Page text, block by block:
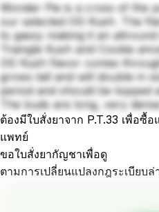
Wonder Pie is a cross of the
our selected OG Kush. The
to gassy making it an
Triangle Kush and Cookie
OG Kush flavor comes
grows tall and will double in
period and should be topped
The buds are long, very
ต้องมีใบสั่งยาจาก P.T.33 เพื่อ
แพทย์
ขอใบสั่งยากัญชาเพื่อดู
ตามการเปลี่ยนแปลงกฎระเบียบล่